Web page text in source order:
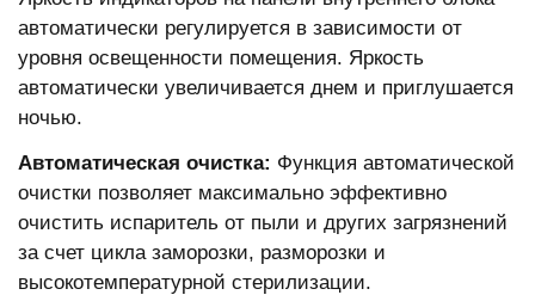
автоматически регулируется в зависимости от
уровня освещенности помещения. Яркость
автоматически увеличивается днем и приглушается
ночью.
Автоматическая очистка: Функция автоматической
очистки позволяет максимально эффективно
очистить испаритель от пыли и других загрязнений
за счет цикла заморозки, разморозки и
высокотемпературной стерилизации.